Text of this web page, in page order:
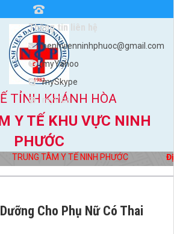
TỈNH KHÁNH HÒA
Y TẾ KHU VỰC NINH
PHƯỚC
TRUNG TÂM Y TẾ NINH PHƯỚC
Thông tin liên hệ
benhvienninhphuoc@gmail.com
myYahoo
mySkype
myViber
Cho Phụ Nữ Có Thai